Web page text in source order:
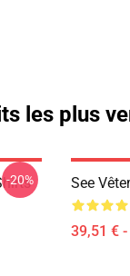
les plus
-20% See
39,51 €